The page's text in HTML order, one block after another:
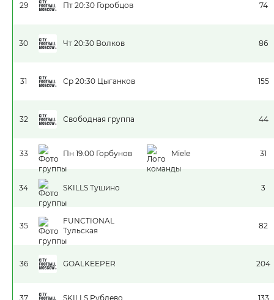
29 Пт 20:30 Горобцов 74
30 Чт 20:30 Волков 86
31 Ср 20:30 Цыганков 155
32 Свободная группа 44
33 Пн 19.00 Горбунов Miele 31
34 SKILLS Тушино 3
35
FUNCTIONAL
Тульская
82
36 GOALKEEPER 204
37 SKILLS Рублево 133